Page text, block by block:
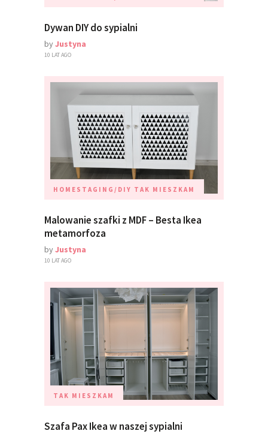
Dywan DIY do sypialni
byJustyna
10 LAT AGO
HOMESTAGING/DIY TAK MIESZKAM
Malowanie szafki z MDF – Besta Ikea
metamorfoza
byJustyna
10 LAT AGO
TAK MIESZKAM
Szafa Pax Ikea w naszej sypialni